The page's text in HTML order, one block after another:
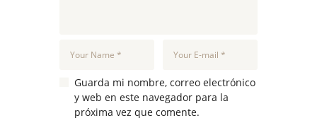
Guarda mi nombre, correo electrónico
y web en este navegador para la
próxima vez que comente.